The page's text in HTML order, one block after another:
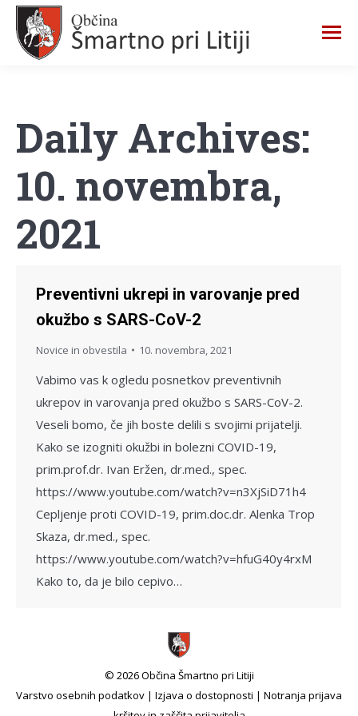
Daily Archives:
10. novembra,
2021
Preventivni ukrepi in varovanje pred
okužbo s SARS-CoV-2
Novice in obvestila 10. novembra, 2021
Vabimo vas k ogledu posnetkov preventivnih
ukrepov in varovanja pred okužbo s SARS-CoV-2.
Veseli bomo, če jih boste delili s svojimi prijatelji.
Kako se izogniti okužbi in bolezni COVID-19,
prim.prof.dr. Ivan Eržen, dr.med., spec.
https://www.youtube.com/watch?v=n3XjSiD71h4
Cepljenje proti COVID-19, prim.doc.dr. Alenka Trop
Skaza, dr.med., spec.
https://www.youtube.com/watch?v=hfuG40y4rxM
Kako to, da je bilo cepivo…
© 2026 Občina Šmartno pri Litiji
Varstvo osebnih podatkov | Izjava o dostopnosti | Notranja prijava